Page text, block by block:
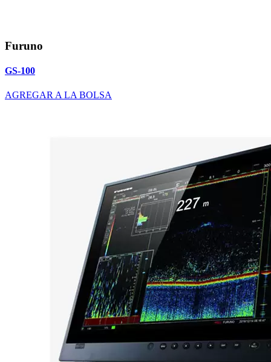
Furuno
GS-100
AGREGAR A LA BOLSA